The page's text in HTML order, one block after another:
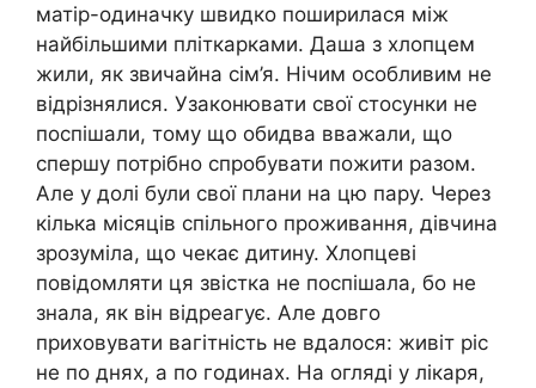
матір-одиначку швидко поширилася між
найбільшими пліткарками. Даша з хлопцем
жили, як звичайна сім’я. Нічим особливим не
відрізнялися. Узаконювати свої стосунки не
поспішали, тому що обидва вважали, що
спершу потрібно спробувати пожити разом.
Але у долі були свої плани на цю пару. Через
кілька місяців спільного проживання, дівчина
зрозуміла, що чекає дитину. Хлопцеві
повідомляти ця звістка не поспішала, бо не
знала, як він відреагує. Але довго
приховувати вагітність не вдалося: живіт ріс
не по днях, а по годинах. На огляді у лікаря,